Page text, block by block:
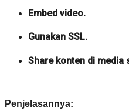
Embed video.
Gunakan SSL.
Share konten di media
Penjelasannya: